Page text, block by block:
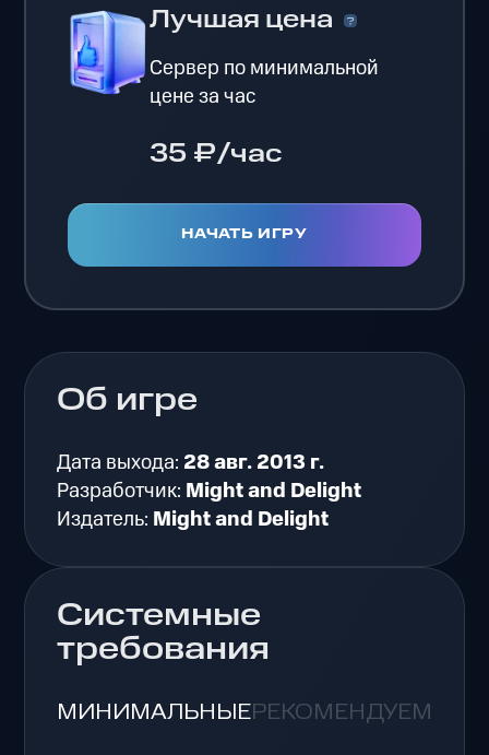
Лучшая цена
Сервер по минимальной
цене за час
35 ₽/час
НАЧАТЬ ИГРУ
Об игре
Дата выхода: 28 авг. 2013 г.
Разработчик: Might and Delight
Издатель: Might and Delight
Системные
требования
МИНИМАЛЬНЫЕРЕКОМЕНДУЕМЫЕ